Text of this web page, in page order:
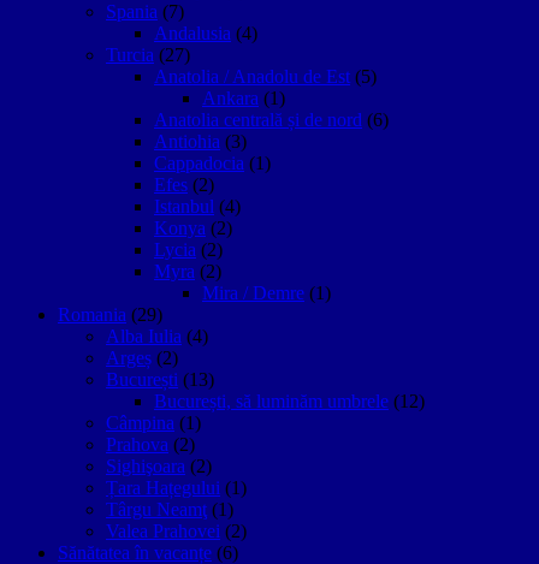
Spania (7)
Andalusia (4)
Turcia (27)
Anatolia / Anadolu de Est (5)
Ankara (1)
Anatolia centrală și de nord (6)
Antiohia (3)
Cappadocia (1)
Efes (2)
Istanbul (4)
Konya (2)
Lycia (2)
Myra (2)
Mira / Demre (1)
Romania (29)
Alba Iulia (4)
Argeș (2)
București (13)
București, să luminăm umbrele (12)
Câmpina (1)
Prahova (2)
Sighişoara (2)
Țara Hațegului (1)
Târgu Neamţ (1)
Valea Prahovei (2)
Sănătatea în vacanțe (6)